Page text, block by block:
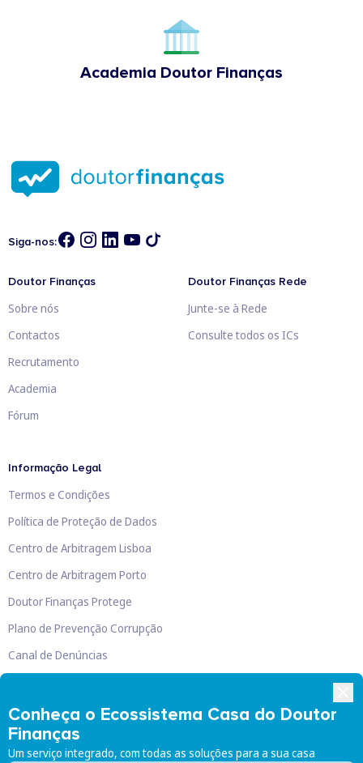
Academia Doutor Finanças
Conheça o Ecossistema Casa do Doutor
Finanças
Um serviço integrado, com todas as soluções para a sua casa
Siga-nos:
Doutor Finanças
Sobre nós
Contactos
Recrutamento
Academia
Fórum
Doutor Finanças Rede
Junte-se à Rede
Consulte todos os ICs
Informação Legal
Termos e Condições
Política de Proteção de Dados
Centro de Arbitragem Lisboa
Centro de Arbitragem Porto
Doutor Finanças Protege
Plano de Prevenção Corrupção
Canal de Denúncias